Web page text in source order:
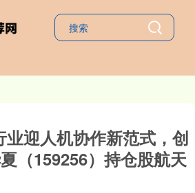
迎人机协作新范式，创
（159256）持仓股航天